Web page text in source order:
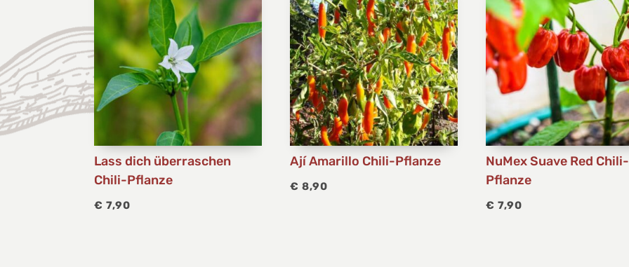
Lass dich überraschen
Chili-Pflanze
€ 7,90
Ají Amarillo Chili-Pflanze
€ 8,90
NuMex Suave Red Chili-
Pflanze
€ 7,90